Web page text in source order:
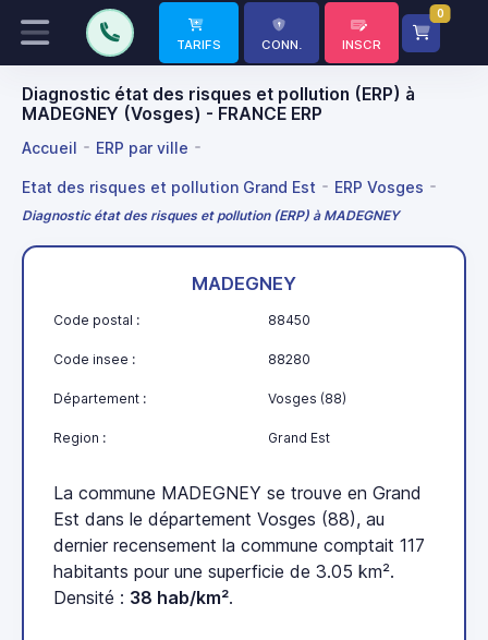
TARIFS CONN. INSCR
0
Diagnostic état des risques et pollution (ERP) à
MADEGNEY (Vosges) - FRANCE ERP
Accueil ERP par ville
Etat des risques et pollution Grand Est ERP Vosges
Diagnostic état des risques et pollution (ERP) à MADEGNEY
MADEGNEY
Code postal : 88450
Code insee : 88280
Département : Vosges (88)
Region : Grand Est
La commune MADEGNEY se trouve en Grand
Est dans le département Vosges (88), au
dernier recensement la commune comptait 117
habitants pour une superficie de 3.05 km².
Densité : 38 hab/km².